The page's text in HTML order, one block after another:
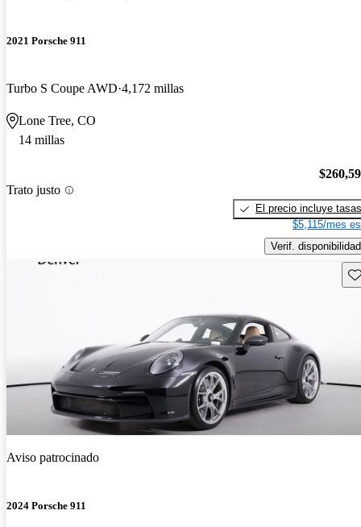
2021 Porsche 911
Turbo S Coupe AWD 4,172 millas
Lone Tree, CO
14 millas
Trato justo
El precio incluye tasas
$5,115/mes
Verif. disponibilidad
Aviso patrocinado
2024 Porsche 911